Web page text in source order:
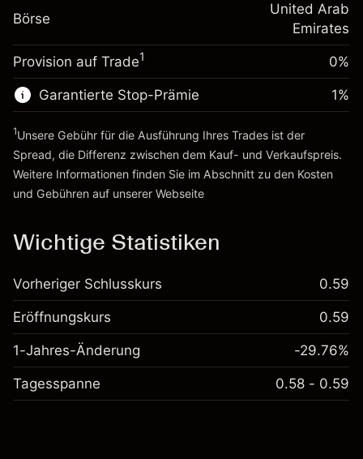
Positionsgröße mit Hebelwirkung
Geld aus Hebelwirkung ~AED 3,000.00
Zur Plattform
fremdfinanzierten
Positionswert
-0.000622 %
(-AED 0.02)
Positionsgröße mit Hebelwirkung
~AED 4,000.00
Zur Plattform
Börse
United Arab
Emirates
Provision auf Trade1 0%
Garantierte Stop-Prämie 1%
1Unsere Gebühr für die Ausführung Ihres Trades ist der
Spread, die Differenz zwischen dem Kauf- und Verkaufspreis.
Weitere Informationen finden Sie im Abschnitt zu den Kosten
und Gebühren auf unserer Webseite
Wichtige Statistiken
Vorheriger Schlusskurs 0.59
Eröffnungskurs 0.59
1-Jahres-Änderung -29.76%
Tagesspanne 0.58 - 0.59